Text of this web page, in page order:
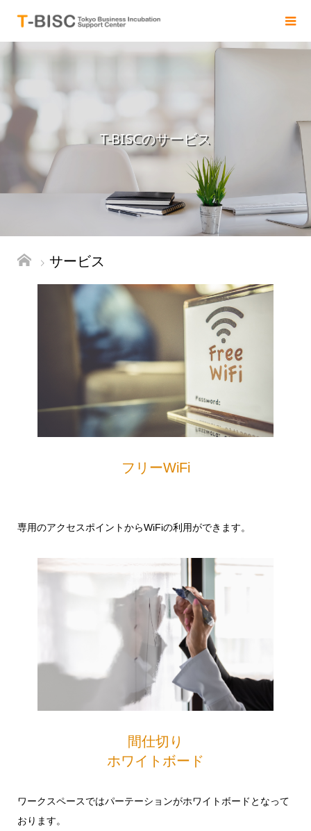
T-BISCのサービス
サービス
フリーWiFi
専用のアクセスポイントからWiFiの利用ができます。
間仕切り
ホワイトボード
ワークスペースではパーテーションがホワイトボードとなって
おります。